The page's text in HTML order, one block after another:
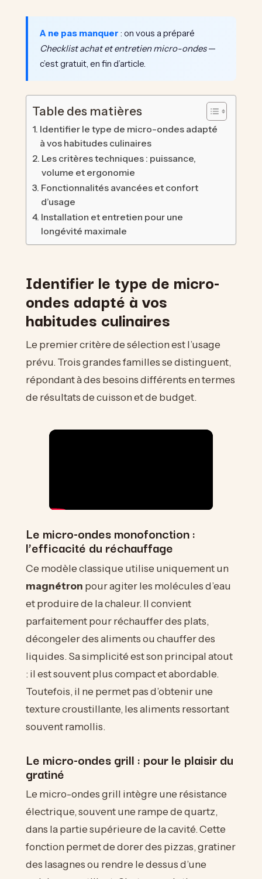
A ne pas manquer : on vous a préparé
Checklist achat et entretien micro-ondes—
c’est gratuit, en fin d’article.
Table des matières
Identifier le type de micro-ondes adapté
à vos habitudes culinaires
Les critères techniques : puissance,
volume et ergonomie
Fonctionnalités avancées et confort
d’usage
Installation et entretien pour une
longévité maximale
Identifier le type de micro-
ondes adapté à vos
habitudes culinaires
Le premier critère de sélection est l’usage
prévu. Trois grandes familles se distinguent,
répondant à des besoins différents en termes
de résultats de cuisson et de budget.
Le micro-ondes monofonction :
l’efficacité du réchauffage
Ce modèle classique utilise uniquement un
magnétron pour agiter les molécules d’eau
et produire de la chaleur. Il convient
parfaitement pour réchauffer des plats,
décongeler des aliments ou chauffer des
liquides. Sa simplicité est son principal atout
: il est souvent plus compact et abordable.
Toutefois, il ne permet pas d’obtenir une
texture croustillante, les aliments ressortant
souvent ramollis.
Le micro-ondes grill : pour le plaisir du
gratiné
Le micro-ondes grill intègre une résistance
électrique, souvent une rampe de quartz,
dans la partie supérieure de la cavité. Cette
fonction permet de dorer des pizzas, gratiner
des lasagnes ou rendre le dessus d’une